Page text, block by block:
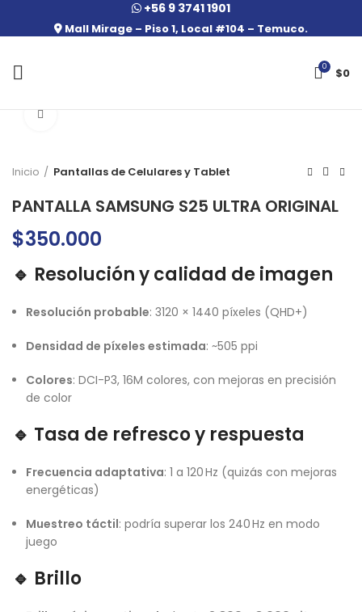
+56 9 3741 1901
Mall Mirage – Piso 1, Local #104 – Temuco.
0 $0
Click to enlarge
Inicio Pantallas de Celulares y Tablet
PANTALLA SAMSUNG S25 ULTRA ORIGINAL
$350.000
🔹 Resolución y calidad de imagen
Resolución probable: 3120 × 1440 píxeles (QHD+)
Densidad de píxeles estimada: ~505 ppi
Colores: DCI-P3, 16M colores, con mejoras en precisión
de color
🔹 Tasa de refresco y respuesta
Frecuencia adaptativa: 1 a 120 Hz (quizás con mejoras
energéticas)
Muestreo táctil: podría superar los 240 Hz en modo
juego
🔹 Brillo